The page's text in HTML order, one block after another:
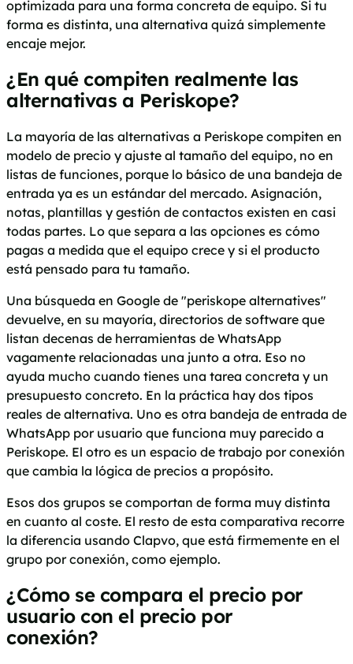
optimizada para una forma concreta de equipo. Si tu
forma es distinta, una alternativa quizá simplemente
encaje mejor.
¿En qué compiten realmente las
alternativas a Periskope?
La mayoría de las alternativas a Periskope compiten en
modelo de precio y ajuste al tamaño del equipo, no en
listas de funciones, porque lo básico de una bandeja de
entrada ya es un estándar del mercado. Asignación,
notas, plantillas y gestión de contactos existen en casi
todas partes. Lo que separa a las opciones es cómo
pagas a medida que el equipo crece y si el producto
está pensado para tu tamaño.
Una búsqueda en Google de "periskope alternatives"
devuelve, en su mayoría, directorios de software que
listan decenas de herramientas de WhatsApp
vagamente relacionadas una junto a otra. Eso no
ayuda mucho cuando tienes una tarea concreta y un
presupuesto concreto. En la práctica hay dos tipos
reales de alternativa. Uno es otra bandeja de entrada de
WhatsApp por usuario que funciona muy parecido a
Periskope. El otro es un espacio de trabajo por conexión
que cambia la lógica de precios a propósito.
Esos dos grupos se comportan de forma muy distinta
en cuanto al coste. El resto de esta comparativa recorre
la diferencia usando Clapvo, que está firmemente en el
grupo por conexión, como ejemplo.
¿Cómo se compara el precio por
usuario con el precio por
conexión?